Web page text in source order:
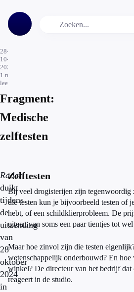
28-
10-
2024
1 min.
leestijd
Fragment:
Medische
zelftesten
Radar
duikt
tijdens
de
uitzending
van
28
oktober
2024
in
Zelftesten
Bij veel drogisterijen zijn tegenwoordig
die testen kun je bijvoorbeeld testen of
hebt, of een schildklierprobleem. De
uiteen van soms een paar tientjes tot
Maar hoe zinvol zijn die testen
wetenschappelijk onderbouwd? En
winkel? De directeur van het bedrijf dat
reageert in de studio.